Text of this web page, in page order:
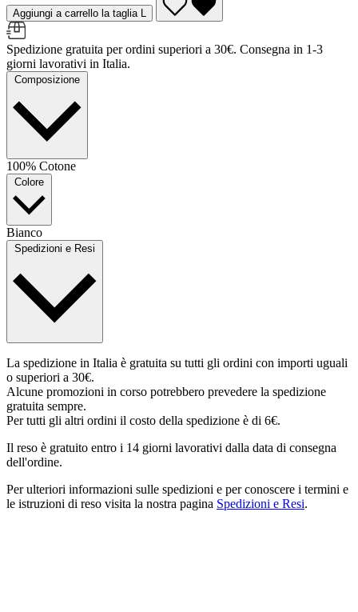
Aggiungi a carrello la taglia L
Spedizione gratuita per ordini superiori a 30€. Consegna in 1-3
giorni lavorativi in Italia.
Composizione
100% Cotone
Colore
Bianco
Spedizioni e Resi
La spedizione in Italia è gratuita su tutti gli ordini con importi uguali
o superiori a 30€.
Alcune promozioni in corso potrebbero prevedere la spedizione
gratuita sempre.
Per tutti gli altri ordini il costo della spedizione è di 6€.
Il reso è gratuito entro i 14 giorni lavorativi dalla data di consegna
dell'ordine.
Per ulteriori informazioni sulle spedizioni e per conoscere i termini e
le istruzioni di reso visita la nostra pagina Spedizioni e Resi.